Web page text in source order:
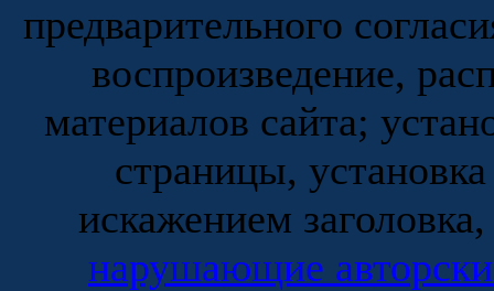
предварительного
воспроизведение,
материалов сайта;
страницы,
искажением
нарушающие